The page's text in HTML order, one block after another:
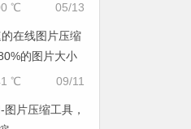
05/13
℃
在线图片压缩
的图片大小
09/11
℃
片压缩工具，